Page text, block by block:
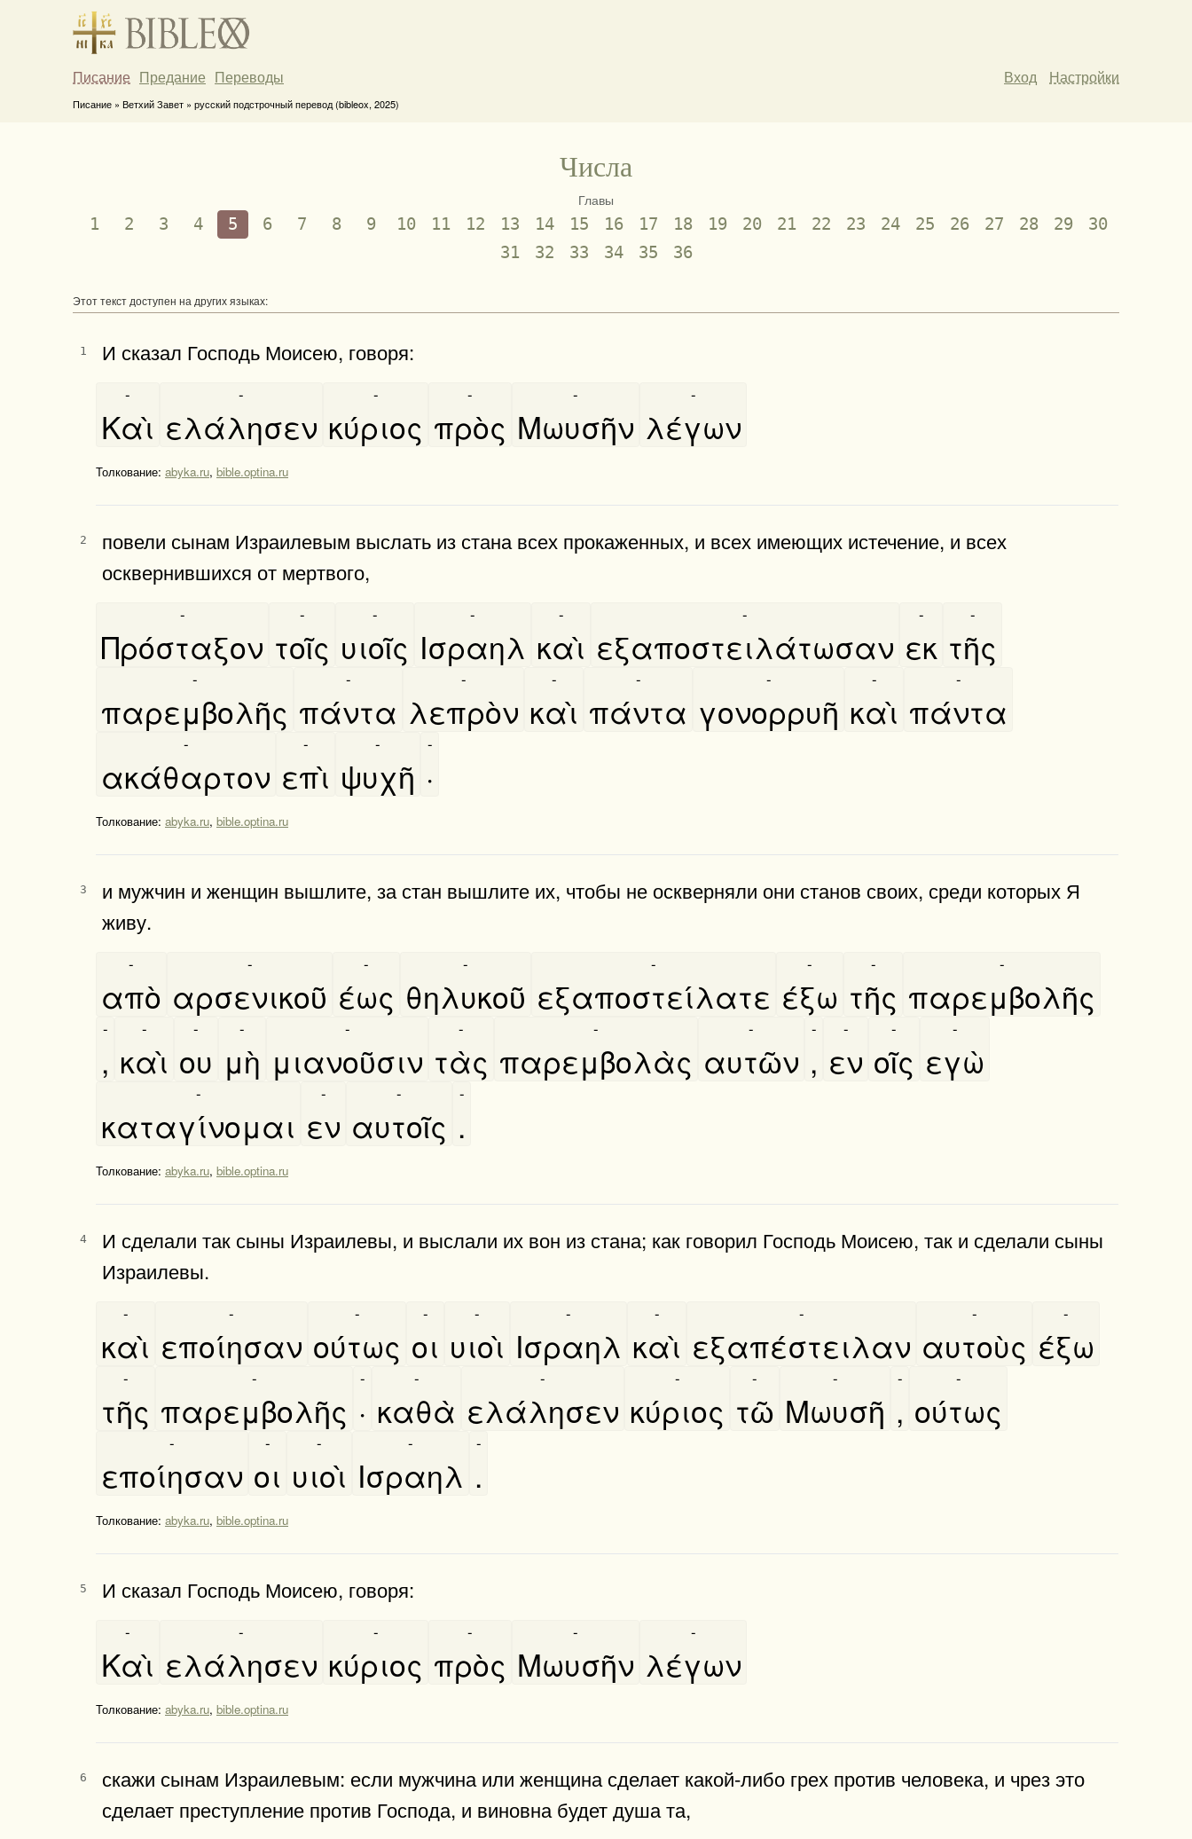
Писание Предание Переводы Вход Настройки
Писание » Ветхий Завет » русский подстрочный перевод (bibleox, 2025)
Числа
Главы
1 2 3 4 5 6 7 8 9 10 11 12 13 14 15 16 17 18 19 20 21 22 23 24 25 26 27 28 29
30
31
32 33 34 35 36
Этот текст доступен на других языках:
1 И сказал Господь Моисею, говоря:
Καὶ
-
ελάλησεν
-
κύριος
-
πρὸς
-
Μωυσῆν
-
λέγων
-
Толкование: abyka.ru, bible.optina.ru
2
повели сынам Израилевым выслать из стана всех прокаженных, и всех имеющих истечение, и всех
осквернившихся от мертвого,
Πρόσταξον
-
τοῖς
-
υιοῖς
-
Ισραηλ
-
καὶ
-
εξαποστειλάτωσαν
-
εκ
-
τῆς
-
παρεμβολῆς
-
πάντα
-
λεπρὸν
-
καὶ
-
πάντα
-
γονορρυῆ
-
καὶ
-
πάντα
-
ακάθαρτον
-
επὶ
-
ψυχῆ
-
·
-
Толкование: abyka.ru, bible.optina.ru
3
и мужчин и женщин вышлите, за стан вышлите их, чтобы не оскверняли они станов своих, среди которых Я
живу.
απὸ
-
αρσενικοῦ
-
έως
-
θηλυκοῦ
-
εξαποστείλατε
-
έξω
-
τῆς
-
παρεμβολῆς
-
,
-
καὶ
-
ου
-
μὴ
-
μιανοῦσιν
-
τὰς
-
παρεμβολὰς
-
αυτῶν
-
,
-
εν
-
οῖς
-
εγὼ
-
καταγίνομαι
-
εν
-
αυτοῖς
-
.
-
Толкование: abyka.ru, bible.optina.ru
4
И сделали так сыны Израилевы, и выслали их вон из стана; как говорил Господь Моисею, так и сделали сыны
Израилевы.
καὶ
-
εποίησαν
-
ούτως
-
οι
-
υιοὶ
-
Ισραηλ
-
καὶ
-
εξαπέστειλαν
-
αυτοὺς
-
έξω
-
τῆς
-
παρεμβολῆς
-
·
-
καθὰ
-
ελάλησεν
-
κύριος
-
τῶ
-
Μωυσῆ
-
,
-
ούτως
-
εποίησαν
-
οι
-
υιοὶ
-
Ισραηλ
-
.
-
Толкование: abyka.ru, bible.optina.ru
5 И сказал Господь Моисею, говоря:
Καὶ
-
ελάλησεν
-
κύριος
-
πρὸς
-
Μωυσῆν
-
λέγων
-
Толкование: abyka.ru, bible.optina.ru
6
скажи сынам Израилевым: если мужчина или женщина сделает какой-либо грех против человека, и чрез это
сделает преступление против Господа, и виновна будет душа та,